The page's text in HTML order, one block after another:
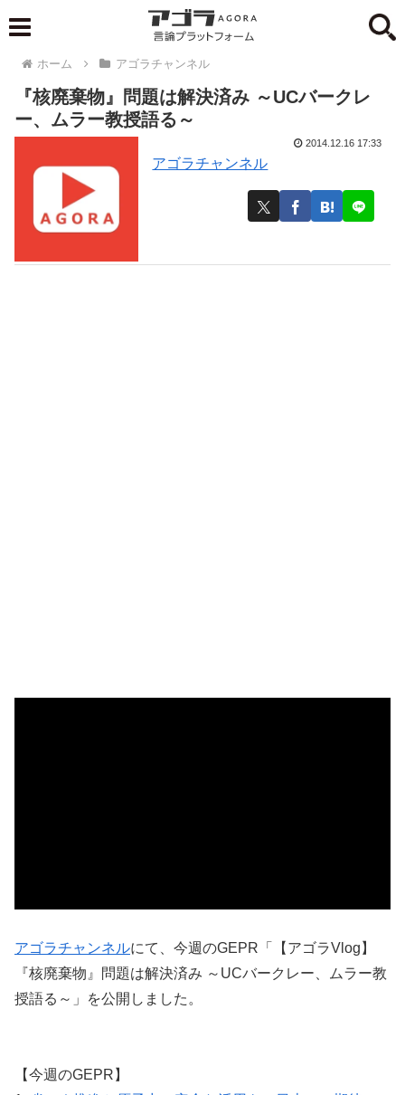
ホーム アゴラチャンネル
『核廃棄物』問題は解決済み ～UCバークレ
ー、ムラー教授語る～
アゴラチャンネル
2014.12.16 17:33
アゴラチャンネルにて、今週のGEPR「【アゴラVlog】
『核廃棄物』問題は解決済み ～UCバークレー、ムラー教
授語る～」を公開しました。
【今週のGEPR】